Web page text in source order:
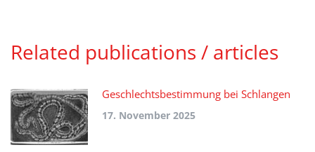
Related publications / articles
Geschlechtsbestimmung bei Schlangen
17. November 2025